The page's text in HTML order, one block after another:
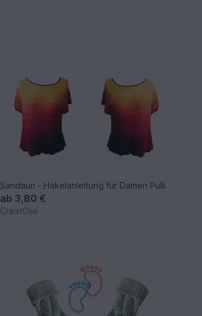
Sandaun - Häkelanleitung für Damen Pulli
ab 3,80 €
CreatOwl